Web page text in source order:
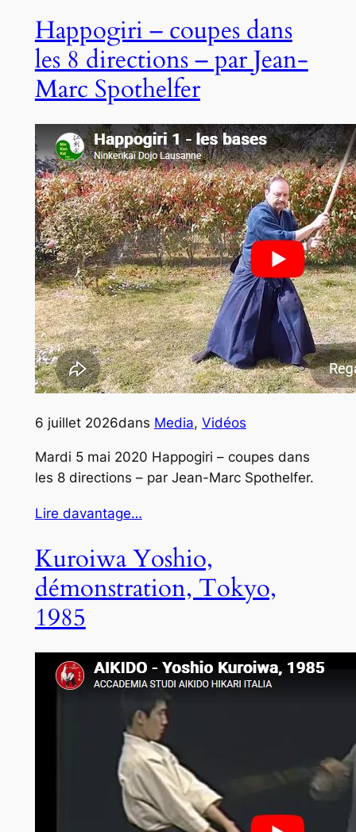
Happogiri – coupes dans
les 8 directions – par Jean-
Marc Spothelfer
6 juillet 2026dans Media, Vidéos
Mardi 5 mai 2020 Happogiri – coupes dans
les 8 directions – par Jean-Marc Spothelfer.
Lire davantage…
Kuroiwa Yoshio,
démonstration, Tokyo,
1985